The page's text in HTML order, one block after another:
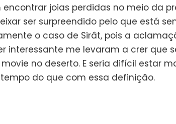
encontrar joias perdidas no meio da
ser surpreendido pelo que está
o caso de Sirât, pois a
interessante me levaram a crer que
no deserto. E seria difícil estar
do que com essa definição.